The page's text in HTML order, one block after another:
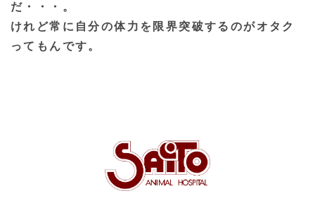
だ・・・。
けれど常に自分の体力を限界突破するのがオタク
ってもんです。